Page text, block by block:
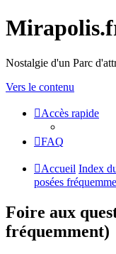
Nostalgie d'un Parc
Vers le contenu
Accès rapide
FAQ
Accueil Index
posées
Foire aux
fréquemment)